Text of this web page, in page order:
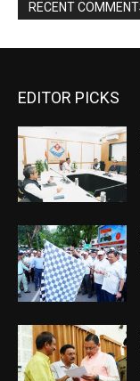
EDITOR PICKS